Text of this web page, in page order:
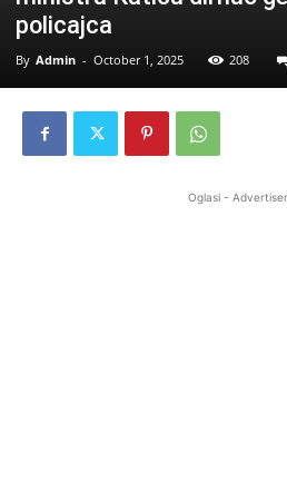
policajca
By Admin - October 1, 2025 208
Oglasi -